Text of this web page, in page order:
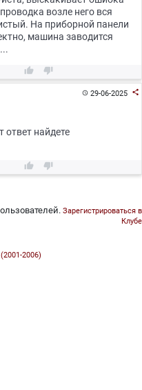
возле него вся
На приборной панели
машина заводится
 
29-06-2025 
ответ найдете
 
Зарегистрироваться в
Клубе
2006)